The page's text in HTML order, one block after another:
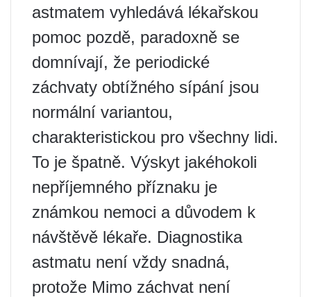
astmatem vyhledává lékařskou
pomoc pozdě, paradoxně se
domnívají, že periodické
záchvaty obtížného sípání jsou
normální variantou,
charakteristickou pro všechny lidi.
To je špatně. Výskyt jakéhokoli
nepříjemného příznaku je
známkou nemoci a důvodem k
návštěvě lékaře. Diagnostika
astmatu není vždy snadná,
protože Mimo záchvat není